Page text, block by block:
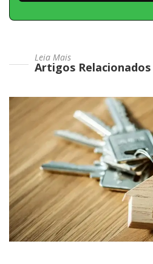
Leia Mais
Artigos Relacionados